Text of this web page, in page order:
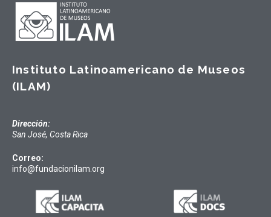
Instituto Latinoamericano de Museos
(ILAM)
Dirección:
San José, Costa Rica
Correo:
info@fundacionilam.org